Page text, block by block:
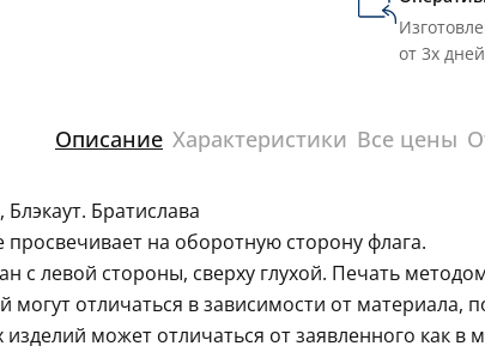
от 3х дней
Описание Характеристики Все цены
Братислава
на оборотную сторону флага.
с левой стороны, сверху глухой. Печать
могут отличаться в зависимости от
может отличаться от заявленного как